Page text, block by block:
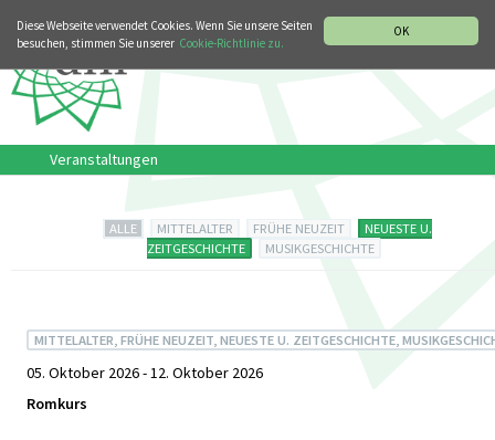
OK
Diese Webseite verwendet Cookies. Wenn Sie unsere Seiten
besuchen, stimmen Sie unserer Cookie-Richtlinie zu.
Veranstaltungen
ALLE MITTELALTER FRÜHE NEUZEIT
NEUESTE U.
ZEITGESCHICHTE
MUSIKGESCHICHTE
MITTELALTER, FRÜHE NEUZEIT, NEUESTE U. ZEITGESCHICHTE,
05. Oktober 2026 - 12. Oktober 2026
Romkurs